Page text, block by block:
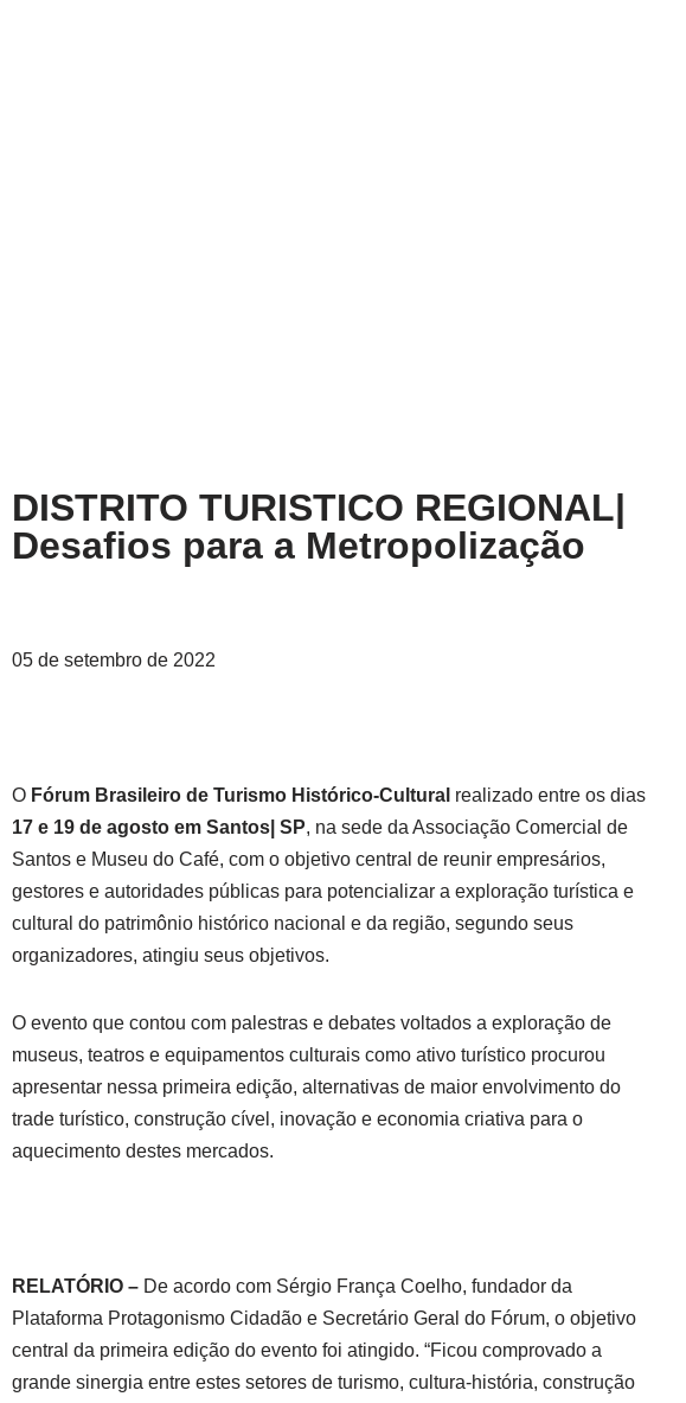
DISTRITO TURISTICO REGIONAL|
Desafios para a Metropolização
05 de setembro de 2022
O Fórum Brasileiro de Turismo Histórico-Cultural realizado entre os dias
17 e 19 de agosto em Santos| SP, na sede da Associação Comercial de
Santos e Museu do Café, com o objetivo central de reunir empresários,
gestores e autoridades públicas para potencializar a exploração turística e
cultural do patrimônio histórico nacional e da região, segundo seus
organizadores, atingiu seus objetivos.
O evento que contou com palestras e debates voltados a exploração de
museus, teatros e equipamentos culturais como ativo turístico procurou
apresentar nessa primeira edição, alternativas de maior envolvimento do
trade turístico, construção cível, inovação e economia criativa para o
aquecimento destes mercados.
RELATÓRIO – De acordo com Sérgio França Coelho, fundador da
Plataforma Protagonismo Cidadão e Secretário Geral do Fórum, o objetivo
central da primeira edição do evento foi atingido. “Ficou comprovado a
grande sinergia entre estes setores de turismo, cultura-história, construção